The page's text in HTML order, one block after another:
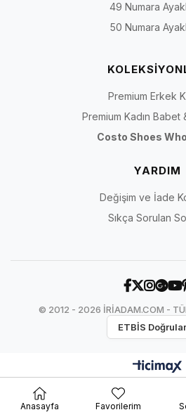
49 Numara
50 Numara
Premium Erkek
Premium Kadın Babet
Costo Shoes
YARDIM
Değişim ve İade
Sıkça Sorulan
© 2012 - 2026 İRİADAM.COM -
ETBİS
Anasayfa Favorilerim